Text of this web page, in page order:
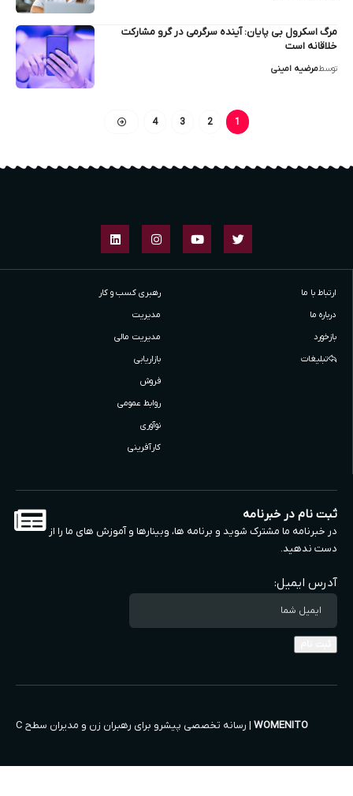
مرگ اسکرول بی‌ پایان: آینده سرگرمی در گرو مشارکت
خلاقانه است
توسطمرضیه امینی
ارتباط با ما
درباره ما
بازخورد
تبلیغات
رهبری کسب و کار
مدیریت
مدیریت مالی
بازاریابی
فروش
روابط عمومی
نوآوری
کارآفرینی
ثبت نام در خبرنامه
در خبرنامه ما مشترک شوید و برنامه ها، وبینارها و آموزش های ما را از
دست ندهید.
آدرس ایمیل:
WOMENITO| رسانه تخصصی پیشرو برای رهبران زن و مدیران سطح C